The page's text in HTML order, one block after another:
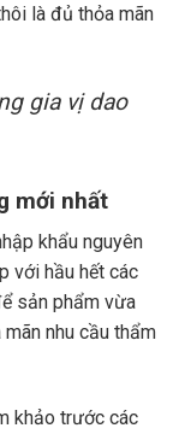
là đủ thỏa mãn
gia vị dao
mới nhất
khẩu nguyên
với hầu hết các
sản phẩm vừa
nhu cầu thẩm
khảo trước các